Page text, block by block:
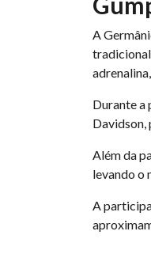
A
tradicional
Durante a
Davidson,
Além da
levando o
A